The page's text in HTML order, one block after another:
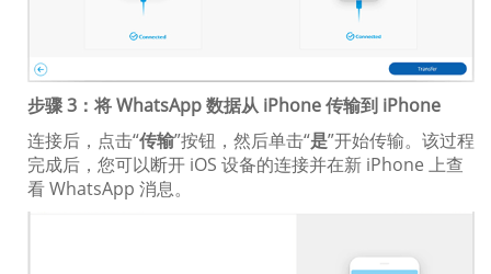
步骤 3：将 WhatsApp 数据从 iPhone 传输到 iPhone
连接后，点击“传输”按钮，然后单击“是”开始传输。该过程
完成后，您可以断开 iOS 设备的连接并在新 iPhone 上查
看 WhatsApp 消息。